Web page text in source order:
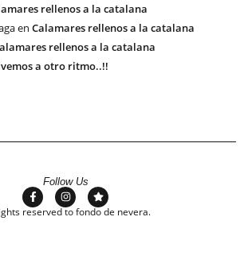
rellenos a la catalana
en Calamares rellenos a la catalana
rellenos a la catalana
a otro ritmo..!!
Follow Us
reserved to fondo de nevera.